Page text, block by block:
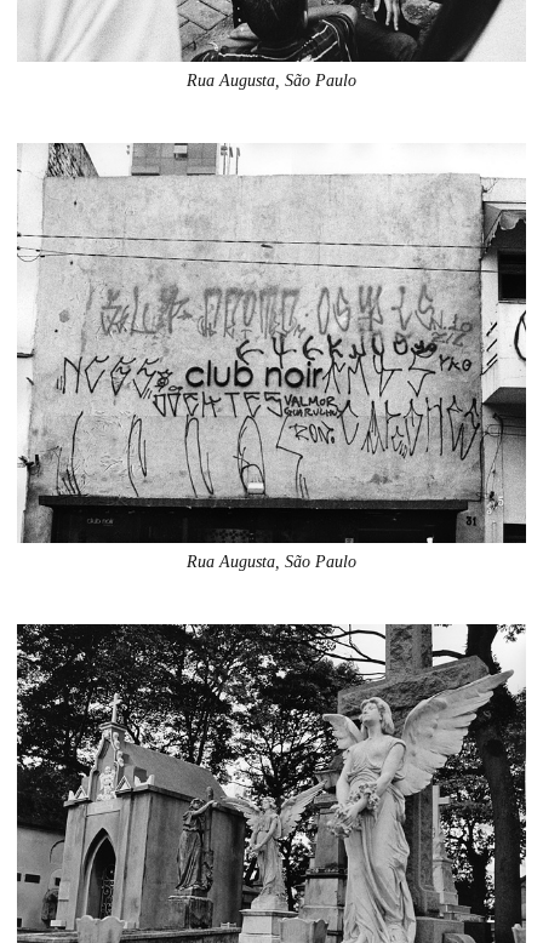
Rua Augusta, São Paulo
Rua Augusta, São Paulo